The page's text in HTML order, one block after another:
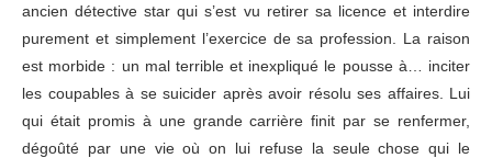
ancien détective star qui s’est vu retirer sa licence et interdire
purement et simplement l’exercice de sa profession. La raison
est morbide : un mal terrible et inexpliqué le pousse à… inciter
les coupables à se suicider après avoir résolu ses affaires. Lui
qui était promis à une grande carrière finit par se renfermer,
dégoûté par une vie où on lui refuse la seule chose qui le